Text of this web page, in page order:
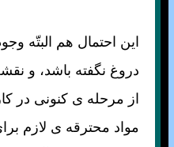
اين احتمال هم البتّه
دروغ نگفته باشد، و
از مرحله ی کنونی در
مواد محترقه ی لازم